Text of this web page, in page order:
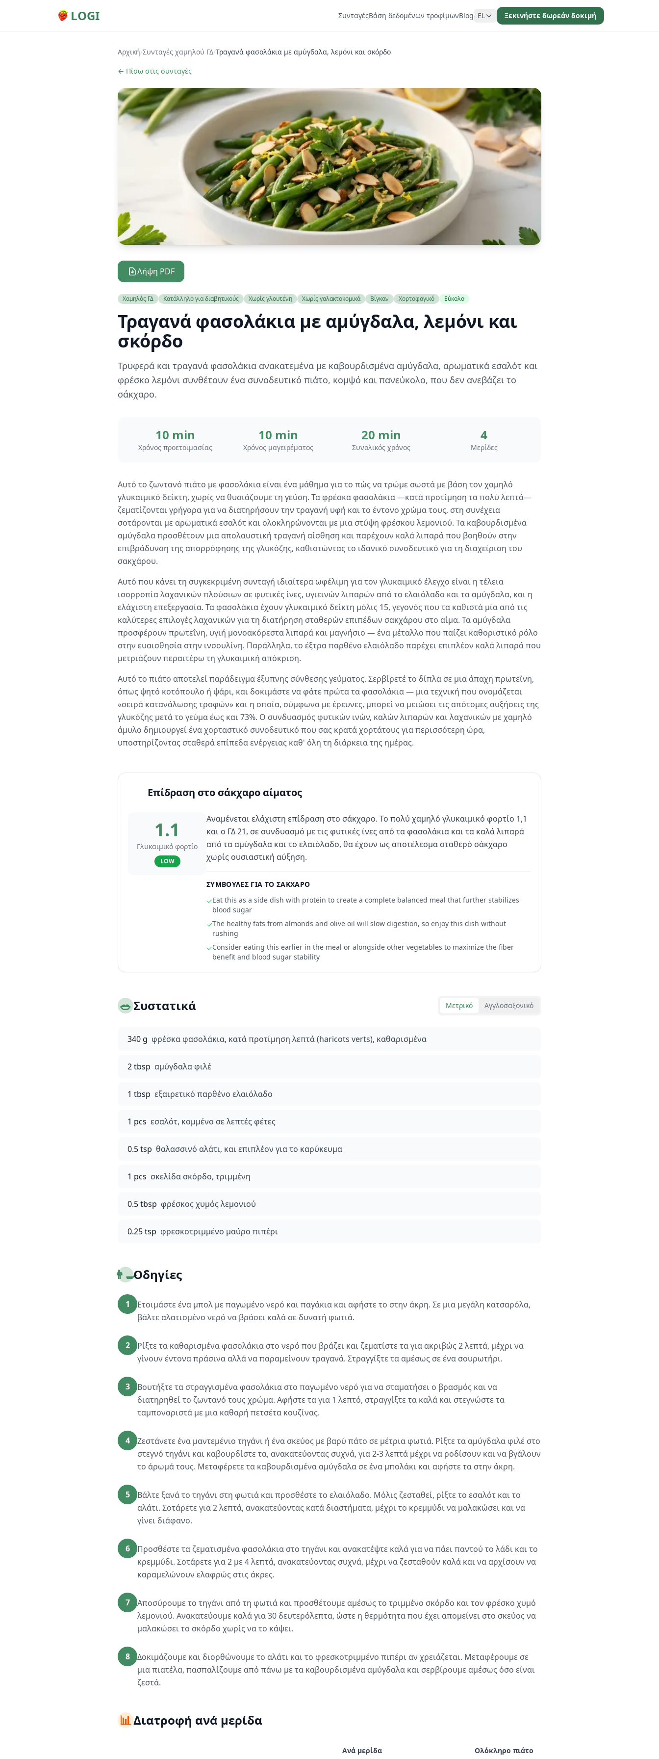
LOGI ΣυνταγέςΒάση δεδομένων τροφίμωνBlog EL Ξεκινήστε δωρεάν δοκιμή
Αρχική/Συνταγές χαμηλού ΓΔ/Τραγανά φασολάκια με αμύγδαλα, λεμόνι και σκόρδο
← Πίσω στις συνταγές
Λήψη PDF
Χαμηλός ΓΔ Κατάλληλο για διαβητικούς Χωρίς γλουτένη Χωρίς γαλακτοκομικά Βίγκαν Χορτοφαγικό Εύκολο
Τραγανά φασολάκια με αμύγδαλα, λεμόνι και
σκόρδο
Τρυφερά και τραγανά φασολάκια ανακατεμένα με καβουρδισμένα αμύγδαλα, αρωματικά εσαλότ και
φρέσκο λεμόνι συνθέτουν ένα συνοδευτικό πιάτο, κομψό και πανεύκολο, που δεν ανεβάζει το
σάκχαρο.
10 min
Χρόνος προετοιμασίας
10 min
Χρόνος μαγειρέματος
20 min
Συνολικός χρόνος
4
Μερίδες
Αυτό το ζωντανό πιάτο με φασολάκια είναι ένα μάθημα για το πώς να τρώμε σωστά με βάση τον χαμηλό
γλυκαιμικό δείκτη, χωρίς να θυσιάζουμε τη γεύση. Τα φρέσκα φασολάκια —κατά προτίμηση τα πολύ λεπτά—
ζεματίζονται γρήγορα για να διατηρήσουν την τραγανή υφή και το έντονο χρώμα τους, στη συνέχεια
σοτάρονται με αρωματικά εσαλότ και ολοκληρώνονται με μια στύψη φρέσκου λεμονιού. Τα καβουρδισμένα
αμύγδαλα προσθέτουν μια απολαυστική τραγανή αίσθηση και παρέχουν καλά λιπαρά που βοηθούν στην
επιβράδυνση της απορρόφησης της γλυκόζης, καθιστώντας το ιδανικό συνοδευτικό για τη διαχείριση του
σακχάρου.
Αυτό που κάνει τη συγκεκριμένη συνταγή ιδιαίτερα ωφέλιμη για τον γλυκαιμικό έλεγχο είναι η τέλεια
ισορροπία λαχανικών πλούσιων σε φυτικές ίνες, υγιεινών λιπαρών από το ελαιόλαδο και τα αμύγδαλα, και η
ελάχιστη επεξεργασία. Τα φασολάκια έχουν γλυκαιμικό δείκτη μόλις 15, γεγονός που τα καθιστά μία από τις
καλύτερες επιλογές λαχανικών για τη διατήρηση σταθερών επιπέδων σακχάρου στο αίμα. Τα αμύγδαλα
προσφέρουν πρωτεΐνη, υγιή μονοακόρεστα λιπαρά και μαγνήσιο — ένα μέταλλο που παίζει καθοριστικό ρόλο
στην ευαισθησία στην ινσουλίνη. Παράλληλα, το έξτρα παρθένο ελαιόλαδο παρέχει επιπλέον καλά λιπαρά που
μετριάζουν περαιτέρω τη γλυκαιμική απόκριση.
Αυτό το πιάτο αποτελεί παράδειγμα έξυπνης σύνθεσης γεύματος. Σερβίρετέ το δίπλα σε μια άπαχη πρωτεΐνη,
όπως ψητό κοτόπουλο ή ψάρι, και δοκιμάστε να φάτε πρώτα τα φασολάκια — μια τεχνική που ονομάζεται
«σειρά κατανάλωσης τροφών» και η οποία, σύμφωνα με έρευνες, μπορεί να μειώσει τις απότομες αυξήσεις της
γλυκόζης μετά το γεύμα έως και 73%. Ο συνδυασμός φυτικών ινών, καλών λιπαρών και λαχανικών με χαμηλό
άμυλο δημιουργεί ένα χορταστικό συνοδευτικό που σας κρατά χορτάτους για περισσότερη ώρα,
υποστηρίζοντας σταθερά επίπεδα ενέργειας καθ' όλη τη διάρκεια της ημέρας.
Επίδραση στο σάκχαρο αίματος
1.1
Γλυκαιμικό φορτίο
LOW
Αναμένεται ελάχιστη επίδραση στο σάκχαρο. Το πολύ χαμηλό γλυκαιμικό φορτίο 1,1
και ο ΓΔ 21, σε συνδυασμό με τις φυτικές ίνες από τα φασολάκια και τα καλά λιπαρά
από τα αμύγδαλα και το ελαιόλαδο, θα έχουν ως αποτέλεσμα σταθερό σάκχαρο
χωρίς ουσιαστική αύξηση.
ΣΥΜΒΟΥΛΈΣ ΓΙΑ ΤΟ ΣΆΚΧΑΡΟ
✓Eat this as a side dish with protein to create a complete balanced meal that further stabilizes
blood sugar
✓The healthy fats from almonds and olive oil will slow digestion, so enjoy this dish without
rushing
✓Consider eating this earlier in the meal or alongside other vegetables to maximize the fiber
benefit and blood sugar stability
🥗Συστατικά Μετρικό Αγγλοσαξονικό
340 g φρέσκα φασολάκια, κατά προτίμηση λεπτά (haricots verts), καθαρισμένα
2 tbsp αμύγδαλα φιλέ
1 tbsp εξαιρετικό παρθένο ελαιόλαδο
1 pcs εσαλότ, κομμένο σε λεπτές φέτες
0.5 tsp θαλασσινό αλάτι, και επιπλέον για το καρύκευμα
1 pcs σκελίδα σκόρδο, τριμμένη
0.5 tbsp φρέσκος χυμός λεμονιού
0.25 tsp φρεσκοτριμμένο μαύρο πιπέρι
👨‍🍳Οδηγίες
1
Ετοιμάστε ένα μπολ με παγωμένο νερό και παγάκια και αφήστε το στην άκρη. Σε μια μεγάλη κατσαρόλα,
βάλτε αλατισμένο νερό να βράσει καλά σε δυνατή φωτιά.
2
Ρίξτε τα καθαρισμένα φασολάκια στο νερό που βράζει και ζεματίστε τα για ακριβώς 2 λεπτά, μέχρι να
γίνουν έντονα πράσινα αλλά να παραμείνουν τραγανά. Στραγγίξτε τα αμέσως σε ένα σουρωτήρι.
3
Βουτήξτε τα στραγγισμένα φασολάκια στο παγωμένο νερό για να σταματήσει ο βρασμός και να
διατηρηθεί το ζωντανό τους χρώμα. Αφήστε τα για 1 λεπτό, στραγγίξτε τα καλά και στεγνώστε τα
ταμποναριστά με μια καθαρή πετσέτα κουζίνας.
4
Ζεστάνετε ένα μαντεμένιο τηγάνι ή ένα σκεύος με βαρύ πάτο σε μέτρια φωτιά. Ρίξτε τα αμύγδαλα φιλέ στο
στεγνό τηγάνι και καβουρδίστε τα, ανακατεύοντας συχνά, για 2-3 λεπτά μέχρι να ροδίσουν και να βγάλουν
το άρωμά τους. Μεταφέρετε τα καβουρδισμένα αμύγδαλα σε ένα μπολάκι και αφήστε τα στην άκρη.
5
Βάλτε ξανά το τηγάνι στη φωτιά και προσθέστε το ελαιόλαδο. Μόλις ζεσταθεί, ρίξτε το εσαλότ και το
αλάτι. Σοτάρετε για 2 λεπτά, ανακατεύοντας κατά διαστήματα, μέχρι το κρεμμύδι να μαλακώσει και να
γίνει διάφανο.
6
Προσθέστε τα ζεματισμένα φασολάκια στο τηγάνι και ανακατέψτε καλά για να πάει παντού το λάδι και το
κρεμμύδι. Σοτάρετε για 2 με 4 λεπτά, ανακατεύοντας συχνά, μέχρι να ζεσταθούν καλά και να αρχίσουν να
καραμελώνουν ελαφρώς στις άκρες.
7
Αποσύρουμε το τηγάνι από τη φωτιά και προσθέτουμε αμέσως το τριμμένο σκόρδο και τον φρέσκο χυμό
λεμονιού. Ανακατεύουμε καλά για 30 δευτερόλεπτα, ώστε η θερμότητα που έχει απομείνει στο σκεύος να
μαλακώσει το σκόρδο χωρίς να το κάψει.
8
Δοκιμάζουμε και διορθώνουμε το αλάτι και το φρεσκοτριμμένο πιπέρι αν χρειάζεται. Μεταφέρουμε σε
μια πιατέλα, πασπαλίζουμε από πάνω με τα καβουρδισμένα αμύγδαλα και σερβίρουμε αμέσως όσο είναι
ζεστά.
📊Διατροφή ανά μερίδα
Ανά μερίδα Ολόκληρο πιάτο